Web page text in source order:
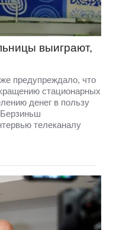
выиграют,
предупреждало, что
стационарных
денег в пользу
телеканалу